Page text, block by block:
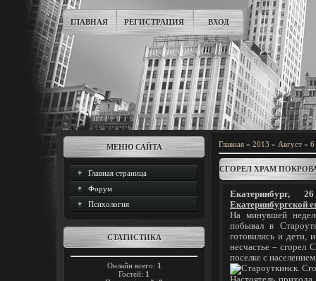
ГЛАВНАЯ РЕГИСТРАЦИЯ ВХОД
МЕНЮ САЙТА
Главная страница
Форум
Психология
СТАТИСТИКА
Онлайн всего: 1
Гостей: 1
Главная » 2013 » Август » 6
СГОРЕЛ ХРАМ
Екатеринбургской
На минувшей
побывал в
готовились и дети,
несчастье – сгорел
поселке с